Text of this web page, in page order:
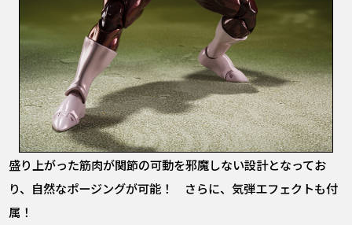
盛り上がった筋肉が関節の可動を邪魔しない設計となってお
り、自然なポージングが可能！ さらに、気弾エフェクトも付
属！